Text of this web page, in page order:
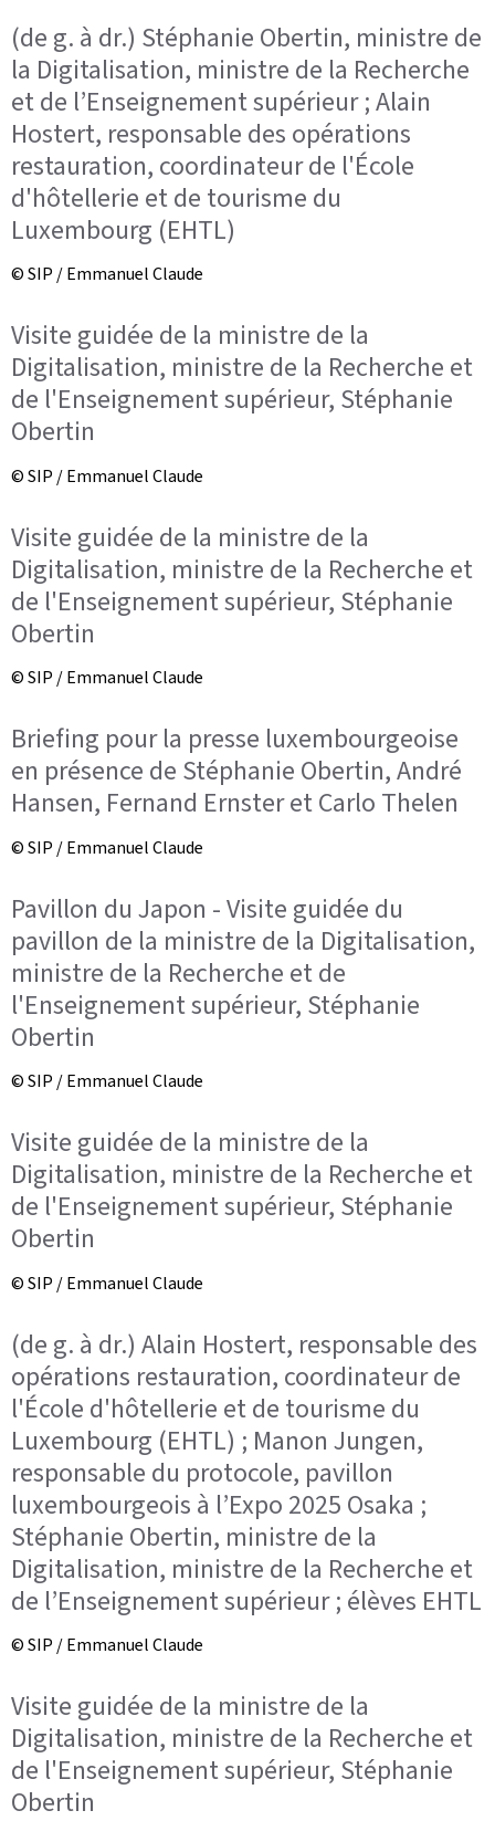
(de g. à dr.) Stéphanie Obertin, ministre de
la Digitalisation, ministre de la Recherche
et de l’Enseignement supérieur ; Alain
Hostert, responsable des opérations
restauration, coordinateur de l'École
d'hôtellerie et de tourisme du
Luxembourg (EHTL)
© SIP / Emmanuel Claude
Visite guidée de la ministre de la
Digitalisation, ministre de la Recherche et
de l'Enseignement supérieur, Stéphanie
Obertin
© SIP / Emmanuel Claude
Visite guidée de la ministre de la
Digitalisation, ministre de la Recherche et
de l'Enseignement supérieur, Stéphanie
Obertin
© SIP / Emmanuel Claude
Briefing pour la presse luxembourgeoise
en présence de Stéphanie Obertin, André
Hansen, Fernand Ernster et Carlo Thelen
© SIP / Emmanuel Claude
Pavillon du Japon - Visite guidée du
pavillon de la ministre de la Digitalisation,
ministre de la Recherche et de
l'Enseignement supérieur, Stéphanie
Obertin
© SIP / Emmanuel Claude
Visite guidée de la ministre de la
Digitalisation, ministre de la Recherche et
de l'Enseignement supérieur, Stéphanie
Obertin
© SIP / Emmanuel Claude
(de g. à dr.) Alain Hostert, responsable des
opérations restauration, coordinateur de
l'École d'hôtellerie et de tourisme du
Luxembourg (EHTL) ; Manon Jungen,
responsable du protocole, pavillon
luxembourgeois à l’Expo 2025 Osaka ;
Stéphanie Obertin, ministre de la
Digitalisation, ministre de la Recherche et
de l’Enseignement supérieur ; élèves EHTL
© SIP / Emmanuel Claude
Visite guidée de la ministre de la
Digitalisation, ministre de la Recherche et
de l'Enseignement supérieur, Stéphanie
Obertin